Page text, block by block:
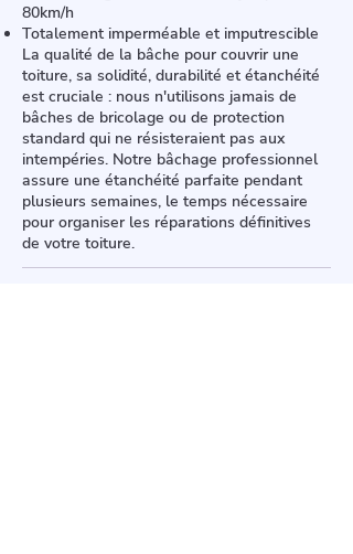
80km/h
Totalement imperméable et imputrescible
La qualité de la bâche pour couvrir une
toiture, sa solidité, durabilité et étanchéité
est cruciale : nous n'utilisons jamais de
bâches de bricolage ou de protection
standard qui ne résisteraient pas aux
intempéries. Notre bâchage professionnel
assure une étanchéité parfaite pendant
plusieurs semaines, le temps nécessaire
pour organiser les réparations définitives
de votre toiture.